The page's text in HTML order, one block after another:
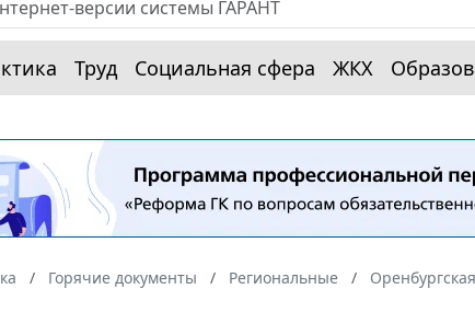
Труд Социальная сфера ЖКХ
Горячие документы Региональные